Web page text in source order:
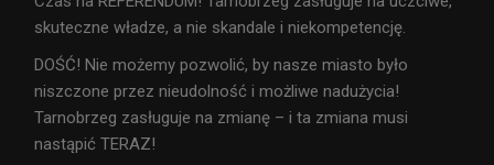
skuteczne władze, a nie skandale i niekompetencję.
DOŚĆ! Nie możemy pozwolić, by nasze miasto było
niszczone przez nieudolność i możliwe nadużycia!
Tarnobrzeg zasługuje na zmianę – i ta zmiana musi
nastąpić TERAZ!